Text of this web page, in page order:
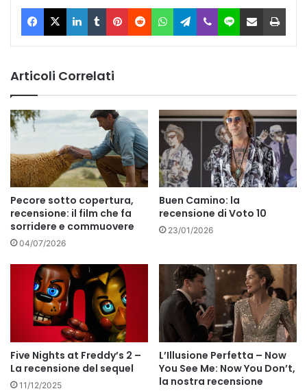
Facebook
X LinkedIn
TumblrPinterest
RedditWhatsAppTelegram
ViberLine Condividi via Email
Articoli Correlati
Pecore sotto copertura,
recensione: il film che fa
sorridere e commuovere
04/07/2026
Buen Camino: la
recensione di Voto 10
23/01/2026
Five Nights at Freddy’s 2 –
La recensione del sequel
11/12/2025
L’Illusione Perfetta – Now
You See Me: Now You Don’t,
la nostra recensione